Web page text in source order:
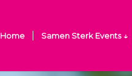
Home Samen Sterk Events ↓